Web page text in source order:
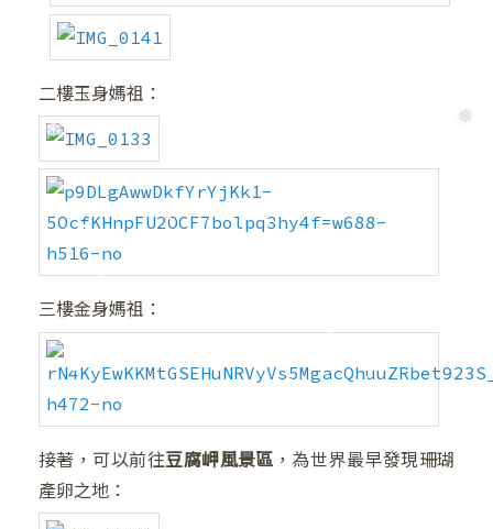
二樓玉身媽祖：
三樓金身媽祖：
接著，可以前往豆腐岬風景區 ，為世界最早發現珊瑚
產卵之地：